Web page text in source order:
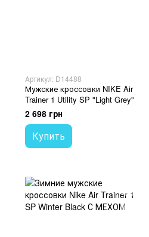
Артикул: D14488
Мужские кроссовки NIKE Air
Trainer 1 Utility SP "Light Grey"
2 698 грн
Купить